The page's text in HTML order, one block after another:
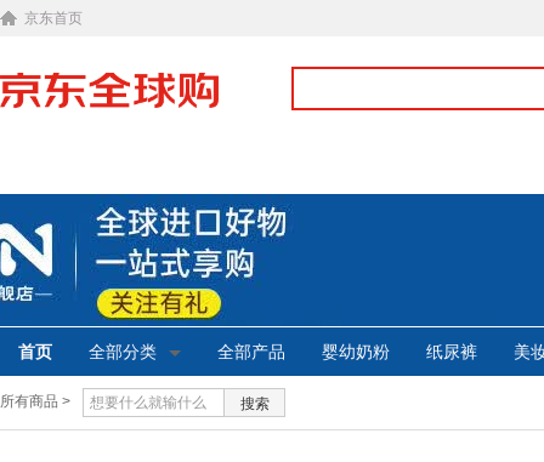
京东首页
首页 全部分类 全部产品 婴幼奶粉 纸尿裤 美
所有商品 > 搜索